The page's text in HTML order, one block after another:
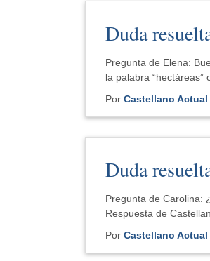
Duda
Pregunta de Elena:
la palabra
Por Castellano Actual
Duda
Pregunta de Carolina:
Respuesta de
Por Castellano Actual